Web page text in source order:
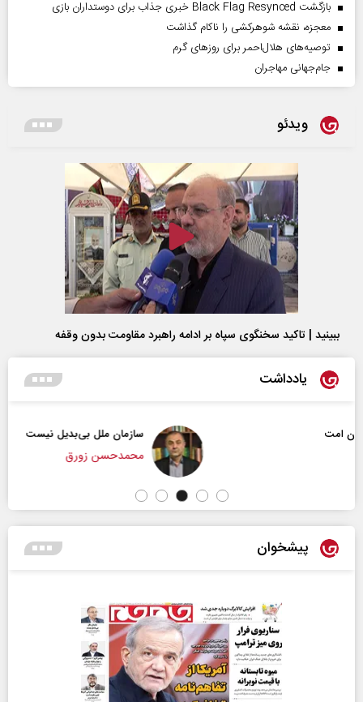
بازگشت Black Flag Resynced خبری جذاب برای دوستداران بازی
معجزه، نقشه شوهرکشی را ناکام گذاشت
توصیه‌های هلال‌احمر برای روز‌های گرم
جام‌جهانی مهاجران
ویدئو
ببینید | تاکید سخنگوی سپاه بر ادامه راهبرد مقاومت بدون وقفه
یادداشت
سازمان ملل بی‌بدیل نیست
محمدحسن زورق
پیشخوان